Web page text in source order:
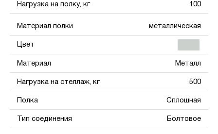
Нагрузка на полку, кг 100
Материал полки металлическая
Цвет
Материал Металл
Нагрузка на стеллаж, кг 500
Полка Сплошная
Тип соединения Болтовое